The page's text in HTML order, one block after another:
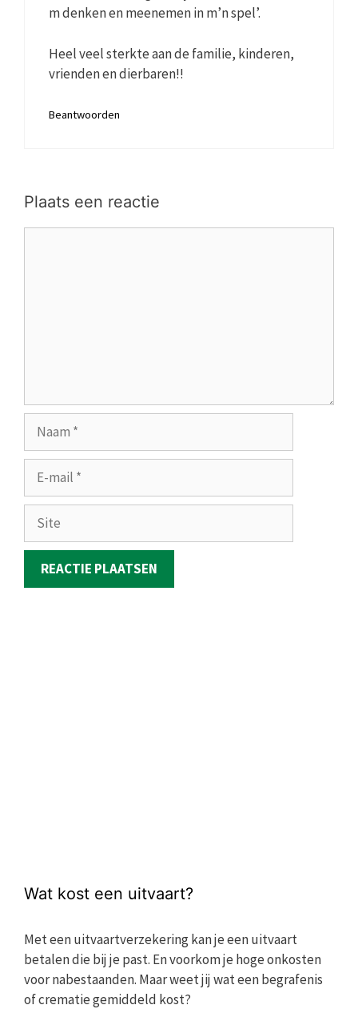
m denken en meenemen in m’n spel’.
Heel veel sterkte aan de familie, kinderen,
vrienden en dierbaren!!
Beantwoorden
Plaats een reactie
mail
Site
Wat kost een uitvaart?
Met een uitvaartverzekering kan je een uitvaart
betalen die bij je past. En voorkom je hoge onkosten
voor nabestaanden. Maar weet jij wat een begrafenis
of crematie gemiddeld kost?